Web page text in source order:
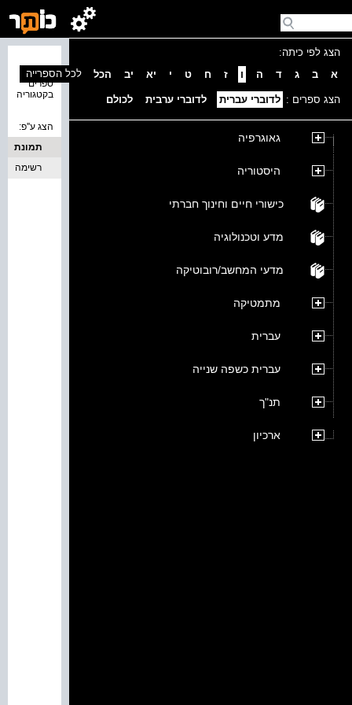
הצג לפי כיתה:
א
ב ג ד ה ו ז ח ט י יא יב הכל
הצג ספרים : לדוברי עברית לדוברי ערבית לכולם
גאוגרפיה
היסטוריה
כישורי חיים וחינוך חברתי
מדע וטכנולוגיה
מדעי המחשב/רובוטיקה
מתמטיקה
עברית
עברית כשפה שנייה
תנ"ך
ארכיון
ספרים
בקטגוריה
לכל הספרייה
הצג ע''פ:
תמונת
כריכה
רשימה